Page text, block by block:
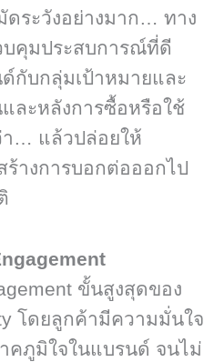
ดระวังอย่างมาก… ทาง
คุมประสบการณ์ที่ดี
กับกลุ่มเป้าหมายและ
ละหลังการซื้อหรือใช้
า… แล้วปล่อยให้
ร้างการบอกต่อออกไป
ขั้นสูงสุดของ
โดยลูกค้ามีความมั่นใจ
คภูมิใจในแบรนด์ จนไม่